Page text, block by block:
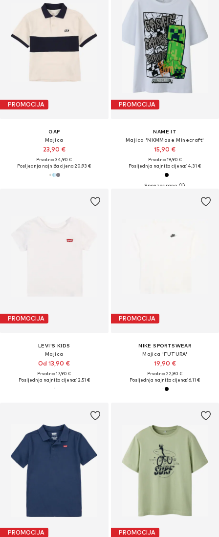
PROMOCIJA
GAP
Majica
23,90 €
Prvotno: 34,90 €
Posljednja najniža cijena:20,93 €
PROMOCIJA
NAME IT
Majica 'NKMMase Minecraft'
15,90 €
Prvotno: 19,90 €
Posljednja najniža cijena:14,31 €
PROMOCIJA
LEVI'S KIDS
Majica
Od 13,90 €
Prvotno: 17,90 €
Posljednja najniža cijena:12,51 €
PROMOCIJA
NIKE SPORTSWEAR
Majica 'FUTURA'
19,90 €
Prvotno: 22,90 €
Posljednja najniža cijena:16,11 €
PROMOCIJA PROMOCIJA